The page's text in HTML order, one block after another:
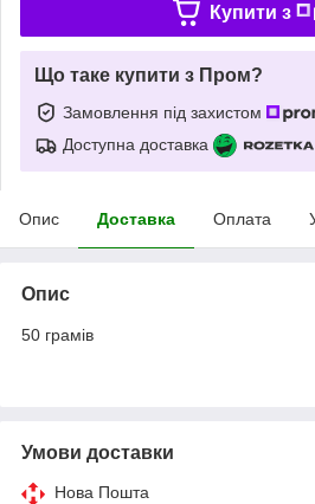
Купити з
Що таке купити з Пром?
Замовлення під захистом
Доступна доставка
Опис Доставка Оплата
Опис
50 грамів
Умови доставки
Нова Пошта